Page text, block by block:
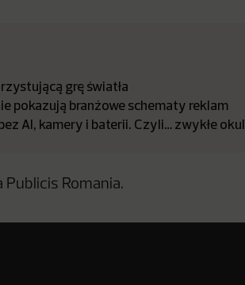
grę światła
pokazują branżowe schematy reklam
AI, kamery i baterii. Czyli… zwykłe
Publicis Romania.